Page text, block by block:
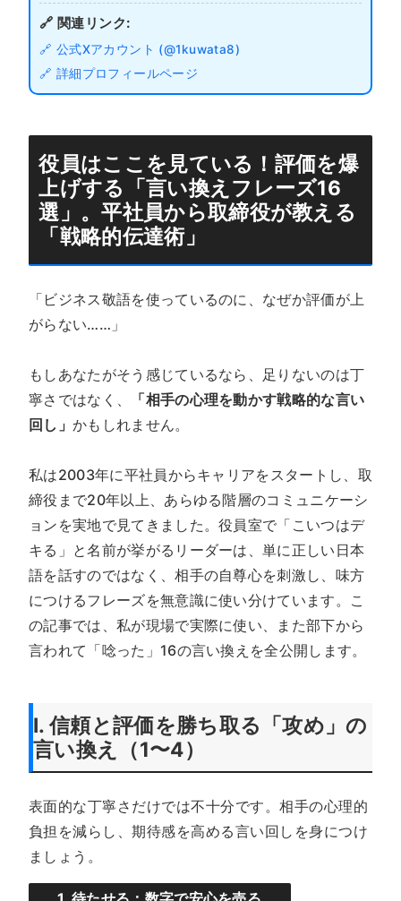
🔗 関連リンク:
🔗 公式Xアカウント (@1kuwata8)
🔗 詳細プロフィールページ
役員はここを見ている！評価を爆
上げする「言い換えフレーズ16
選 」。平社員から取締役が教える
「戦略的伝達術」
「ビジネス敬語を使っているのに、なぜか評価が上
がらない……」
もしあなたがそう感じているなら、足りないのは丁
寧さではなく、
「相手の心理を動かす戦略的な言い
回し」 かもしれません。
私は2003年に平社員からキャリアをスタートし、取
締役まで20年以上、あらゆる階層のコミュニケーシ
ョンを実地で見てきました。役員室で「こいつはデ
キる」と名前が挙がるリーダーは、単に正しい日本
語を話すのではなく、相手の自尊心を刺激し、味方
につけるフレーズを無意識に使い分けています。こ
の記事では、私が現場で実際に使い、また部下から
言われて「唸った」16の言い換えを全公開します。
I. 信頼と評価を勝ち取る「攻め」の
言い換え（1〜4）
表面的な丁寧さだけでは不十分です。相手の心理的
負担を減らし、期待感を高める言い回しを身につけ
ましょう。